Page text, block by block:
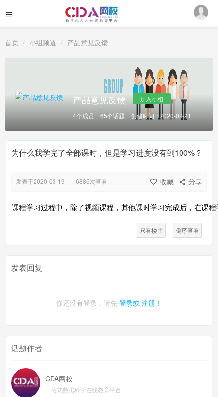
首页 小组频道 产品意见反馈
产品意见反馈
加入小组
4个成员
65个话题 创建时间：2020-02-21
为什么我学完了全部课时，但是学习进度没有到100%？
分享
收藏
发表于2020-03-19 6886次查看
课程学习过程中，除了视频课程，其他课时学习完成后，在课
只看楼主 倒序查看
发表回复
你还没有登录，请先 登录或 注册！
话题作者
CDA网校
一站式数据科学在线教育平台